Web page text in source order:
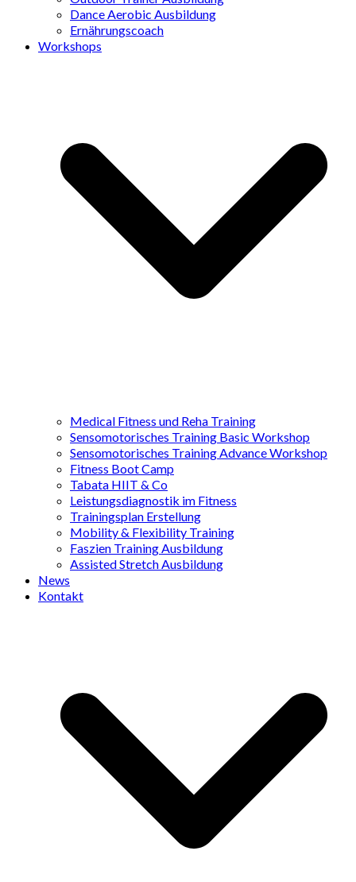
Dance Aerobic Ausbildung
Ernährungscoach
Workshops
Medical Fitness und Reha Training
Sensomotorisches Training Basic Workshop
Sensomotorisches Training Advance Workshop
Fitness Boot Camp
Tabata HIIT & Co
Leistungsdiagnostik im Fitness
Trainingsplan Erstellung
Mobility & Flexibility Training
Faszien Training Ausbildung
Assisted Stretch Ausbildung
News
Kontakt